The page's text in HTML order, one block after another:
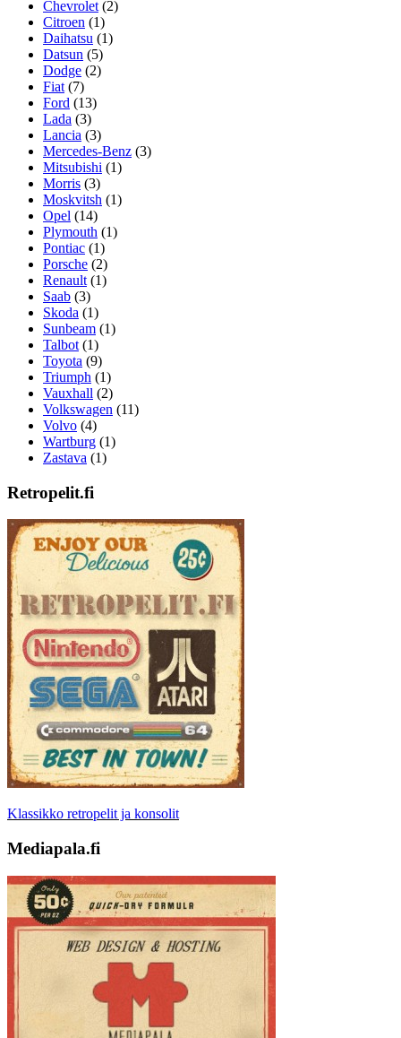
Chevrolet (2)
Citroen (1)
Daihatsu (1)
Datsun (5)
Dodge (2)
Fiat (7)
Ford (13)
Lada (3)
Lancia (3)
Mercedes-Benz (3)
Mitsubishi (1)
Morris (3)
Moskvitsh (1)
Opel (14)
Plymouth (1)
Pontiac (1)
Porsche (2)
Renault (1)
Saab (3)
Skoda (1)
Sunbeam (1)
Talbot (1)
Toyota (9)
Triumph (1)
Vauxhall (2)
Volkswagen (11)
Volvo (4)
Wartburg (1)
Zastava (1)
Retropelit.fi
Klassikko retropelit ja konsolit
Mediapala.fi